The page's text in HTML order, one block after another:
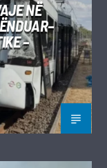
NË
–